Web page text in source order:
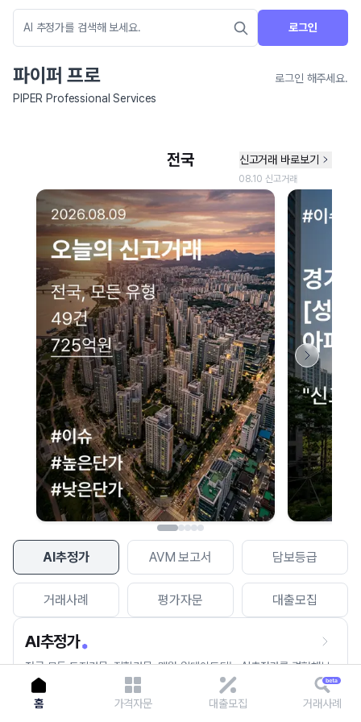
로그인
파이퍼 프로
로그인 해주세요.
PIPER Professional Services
AI추정가 AVM 보고서 담보등급
거래사례 평가자문 대출모집
AI추정가
전국 모든 토지건물, 집합건물, 매월 업데이트되는 AI추정가를 경험해보
세요.
네이버 지도 연결 안내
현재 네이버 지도 연결이 원활하지 않아 지도를 불러올 수 없습니다.
이용에 불편을 드려 죄송합니다.
다시 시도
홈 가격자문 대출모집 거래사례